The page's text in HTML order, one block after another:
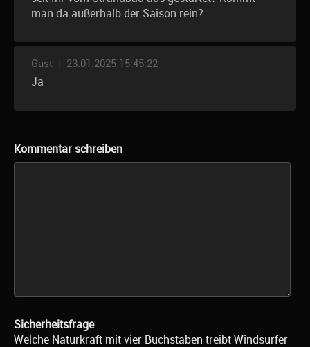
man da außerhalb der Saison rein?
Gast 23.01.2025 15:45:22
Ja
Kommentar schreiben
Sicherheitsfrage
Welche Naturkraft mit vier Buchstaben treibt Windsurfer